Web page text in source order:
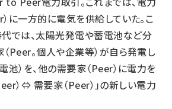
に一方的に電気を供給していた。こ
では、太陽光発電や蓄電池など分
Peer。個人や企業等）が自ら発電し
池）を、他の需要家（Peer）に電力を
）⇔ 需要家（Peer）」の新しい電力